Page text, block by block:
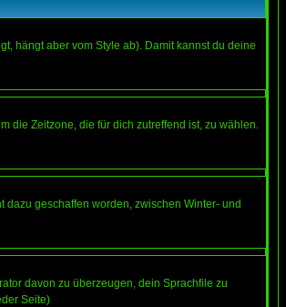
hängt aber vom Style ab). Damit kannst du deine
die Zeitzone, die für dich zutreffend ist, zu wählen.
geschaffen worden, zwischen Winter- und
davon zu überzeugen, dein Sprachfile zu
Seite)